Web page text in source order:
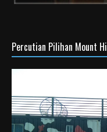
Percutian Pilihan Mount